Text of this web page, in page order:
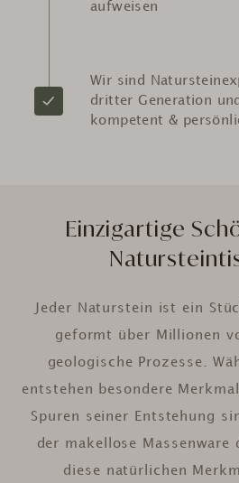
aufweisen
Wir sind
dritter Generation
kompetent &
Einzigartige
Jeder Naturstein ist ein
geformt über Millionen
geologische Prozesse.
entstehen besondere
Spuren seiner Entstehung
der makellose Massenware
diese natürlichen